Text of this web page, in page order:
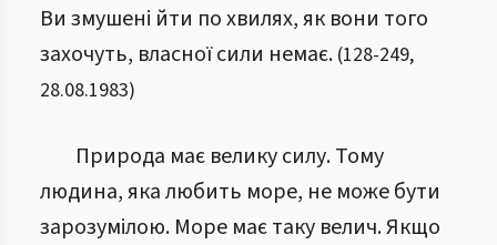
Ви змушені йти по хвилях, як вони того
захочуть, власної сили немає. (128-249,
28.08.1983)
Природа має велику силу. Тому
людина, яка любить море, не може бути
зарозумілою. Море має таку велич. Якщо